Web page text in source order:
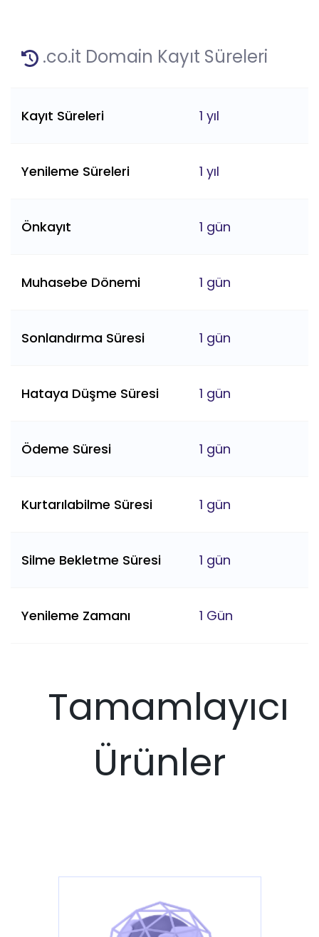
.co.it Domain Kayıt Süreleri
Kayıt Süreleri 1 yıl
Yenileme Süreleri 1 yıl
Önkayıt 1 gün
Muhasebe Dönemi 1 gün
Sonlandırma Süresi 1 gün
Hataya Düşme Süresi 1 gün
Ödeme Süresi 1 gün
Kurtarılabilme Süresi 1 gün
Silme Bekletme Süresi 1 gün
Yenileme Zamanı 1 Gün
Tamamlayıcı
Ürünler